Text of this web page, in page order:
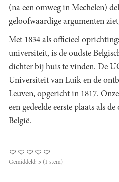
(na een omweg in Mechelen)
geloofwaardige argumenten
Met 1834 als officieel
universiteit, is de oudste
dichter bij huis te vinden. De
Universiteit van Luik en de
Leuven, opgericht in 1817.
een gedeelde eerste plaats als
België.
Gemiddeld: 5 (1 stem)